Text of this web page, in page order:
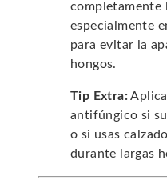
completamente
especialmente
para evitar la
hongos.
Tip Extra:
antifúngico si
o si usas
durante largas